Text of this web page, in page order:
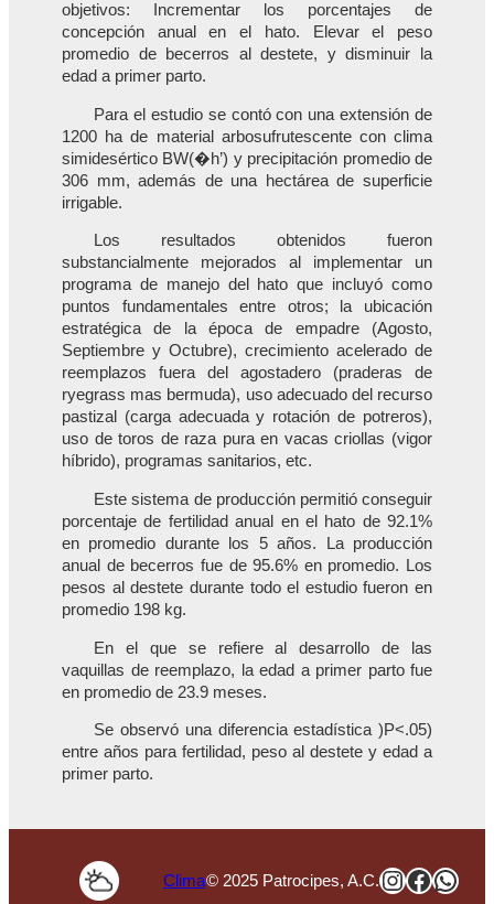
objetivos: Incrementar los porcentajes de
concepción anual en el hato. Elevar el peso
promedio de becerros al destete, y disminuir la
edad a primer parto.
Para el estudio se contó con una extensión de
1200 ha de material arbosufrutescente con clima
simidesértico BW(�h’) y precipitación promedio de
306 mm, además de una hectárea de superficie
irrigable.
Los resultados obtenidos fueron
substancialmente mejorados al implementar un
programa de manejo del hato que incluyó como
puntos fundamentales entre otros; la ubicación
estratégica de la época de empadre (Agosto,
Septiembre y Octubre), crecimiento acelerado de
reemplazos fuera del agostadero (praderas de
ryegrass mas bermuda), uso adecuado del recurso
pastizal (carga adecuada y rotación de potreros),
uso de toros de raza pura en vacas criollas (vigor
híbrido), programas sanitarios, etc.
Este sistema de producción permitió conseguir
porcentaje de fertilidad anual en el hato de 92.1%
en promedio durante los 5 años. La producción
anual de becerros fue de 95.6% en promedio. Los
pesos al destete durante todo el estudio fueron en
promedio 198 kg.
En el que se refiere al desarrollo de las
vaquillas de reemplazo, la edad a primer parto fue
en promedio de 23.9 meses.
Se observó una diferencia estadística )P<.05)
entre años para fertilidad, peso al destete y edad a
primer parto.
Clima© 2025 Patrocipes, A.C.